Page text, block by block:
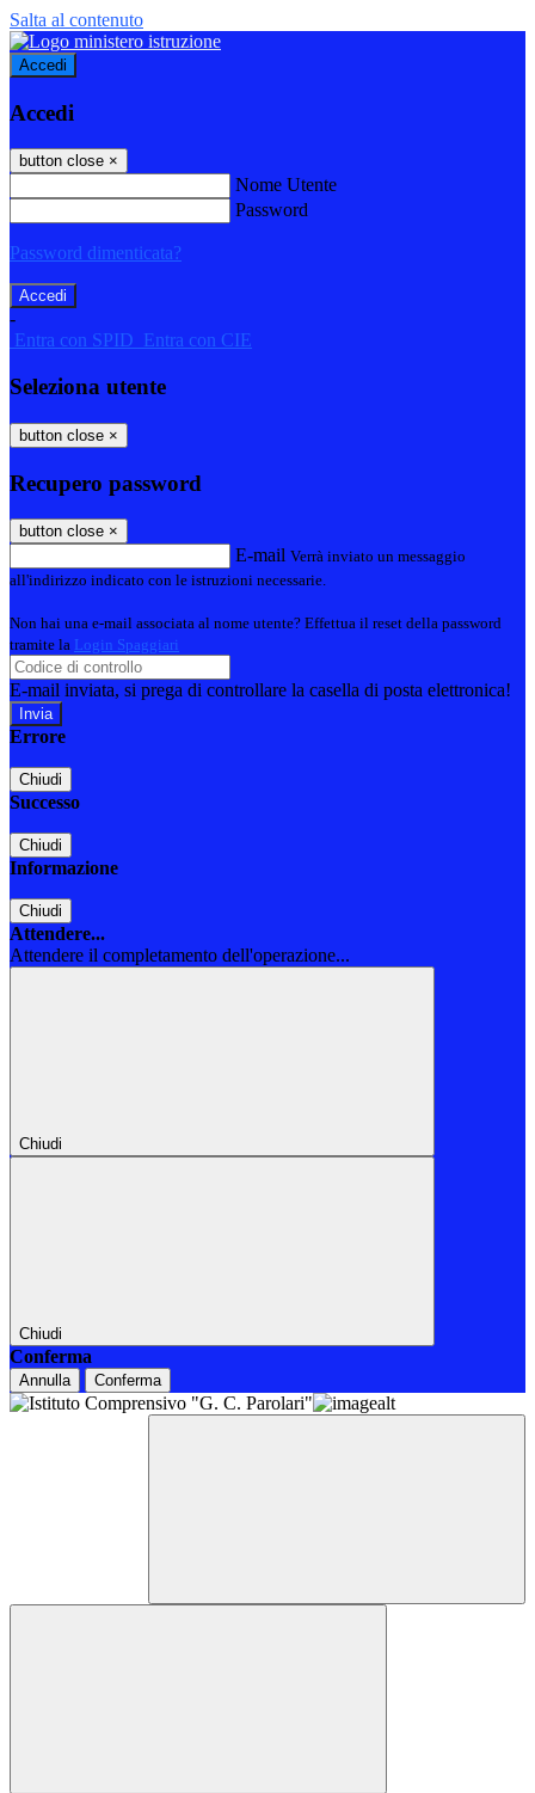
Salta al contenuto
Accedi
Accedi
button close ×
Nome Utente
Password
Password dimenticata?
-
Entra con SPID Entra con CIE
Seleziona utente
button close ×
Recupero password
button close ×
E-mail Verrà inviato un messaggio
all'indirizzo indicato con le istruzioni necessarie.
Non hai una e-mail associata al nome utente? Effettua il reset della password
tramite la Login Spaggiari
E-mail inviata, si prega di controllare la casella di posta elettronica!
Errore
Chiudi
Successo
Chiudi
Informazione
Chiudi
Attendere...
Attendere il completamento dell'operazione...
Chiudi
Chiudi
Conferma
Annulla Conferma